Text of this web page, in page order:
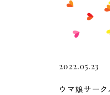
2022.05.23
ウマ娘サー